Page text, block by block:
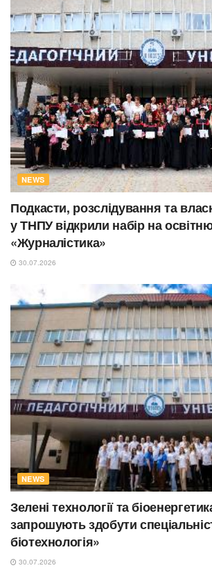
NEWS
Подкасти, розслідування та
у ТНПУ відкрили набір на
«Журналістика»
30.07.2026
NEWS
Зелені технології та
запрошують здобути
біотехнологія»
30.07.2026